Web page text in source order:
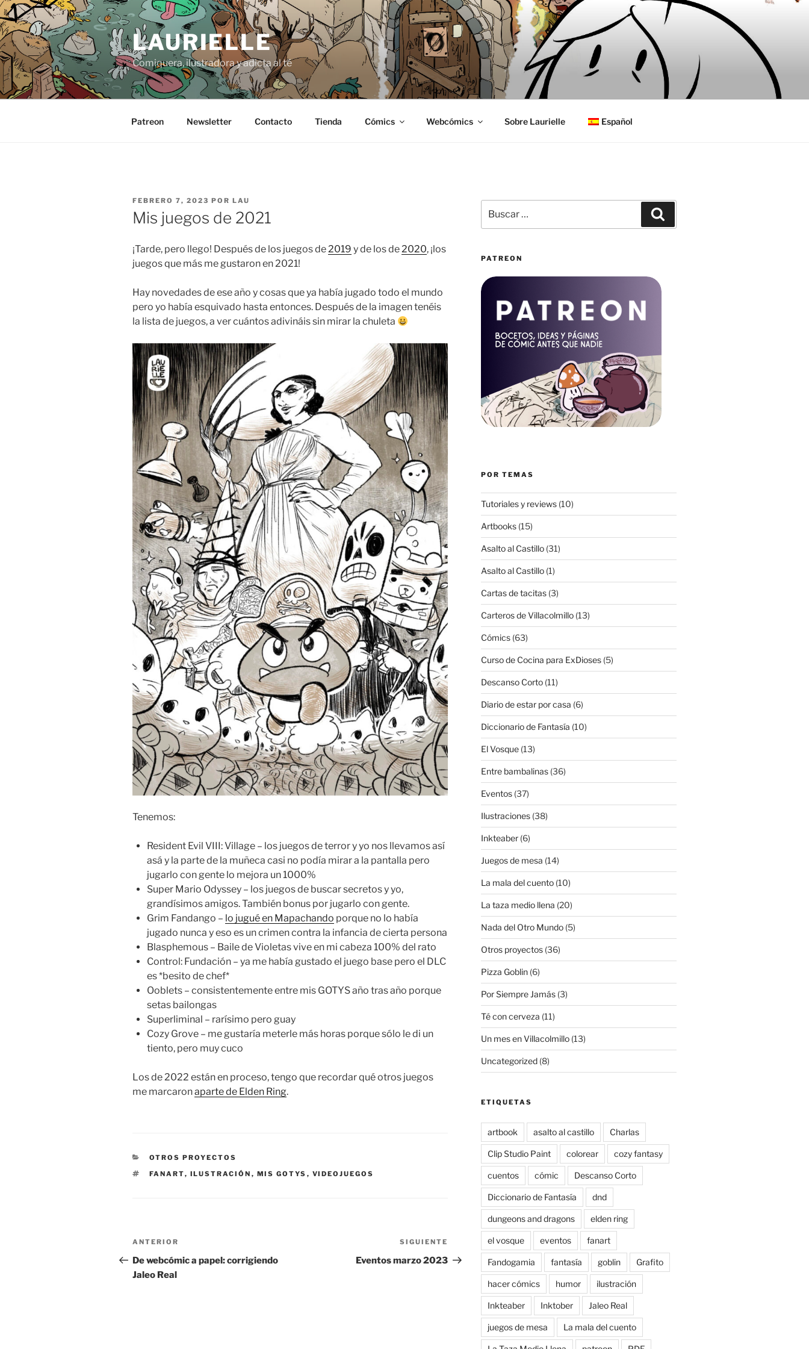
Saltar
al
contenido
LAURIELLE
Comiquera, ilustradora y adicta al té
Patreon Newsletter Contacto Tienda Cómics Webcómics Sobre Laurielle Español
PUBLICADO
EL
FEBRERO 7, 2023 POR LAU
Mis juegos de 2021
¡Tarde, pero llego! Después de los juegos de2019 y de los de2020, ¡los
juegos que más me gustaron en 2021!
Hay novedades de ese año y cosas que ya había jugado todo el mundo
pero yo había esquivado hasta entonces. Después de la imagen tenéis
la lista de juegos, a ver cuántos adivináis sin mirar la chuleta
Tenemos:
Resident Evil VIII: Village – los juegos de terror y yo nos llevamos así
asá y la parte de la muñeca casi no podía mirar a la pantalla pero
jugarlo con gente lo mejora un 1000%
Super Mario Odyssey – los juegos de buscar secretos y yo,
grandísimos amigos. También bonus por jugarlo con gente.
Grim Fandango – lo jugué en Mapachando porque no lo había
jugado nunca y eso es un crimen contra la infancia de cierta persona
Blasphemous – Baile de Violetas vive en mi cabeza 100% del rato
Control: Fundación – ya me había gustado el juego base pero el DLC
es *besito de chef*
Ooblets – consistentemente entre mis GOTYS año tras año porque
setas bailongas
Superliminal – rarísimo pero guay
Cozy Grove – me gustaría meterle más horas porque sólo le di un
tiento, pero muy cuco
Los de 2022 están en proceso, tengo que recordar qué otros juegos
me marcaronaparte de Elden Ring.
CATEGORÍAS
OTROS PROYECTOS
ETIQUETAS
FANART, ILUSTRACIÓN , MIS GOTYS , VIDEOJUEGOS
Navegación
de
entradas
Entrada
anterior:
ANTERIOR
De webcómic a papel: corrigiendo
Jaleo Real
Siguiente
entrada
SIGUIENTE
Eventos marzo 2023
por:
PATREON
POR TEMAS
Tutoriales y reviews(10)
Artbooks(15)
Asalto al Castillo(31)
Asalto al Castillo(1)
Cartas de tacitas(3)
Carteros de Villacolmillo(13)
Cómics(63)
Curso de Cocina para ExDioses(5)
Descanso Corto(11)
Diario de estar por casa (6)
Diccionario de Fantasía (10)
El Vosque(13)
Entre bambalinas(36)
Eventos(37)
Ilustraciones(38)
Inkteaber(6)
Juegos de mesa (14)
La mala del cuento(10)
La taza medio llena (20)
Nada del Otro Mundo(5)
Otros proyectos(36)
Pizza Goblin(6)
Por Siempre Jamás(3)
Té con cerveza (11)
Un mes en Villacolmillo(13)
Uncategorized(8)
ETIQUETAS
artbook asalto al castillo Charlas
Clip Studio Paint colorear cozy fantasy
cuentos cómic Descanso Corto
Diccionario de Fantasía dnd
dungeons and dragons elden ring
el vosque eventos fanart
Fandogamia fantasía goblin Grafito
hacer cómics humor ilustración
Inkteaber Inktober Jaleo Real
juegos de mesa La mala del cuento